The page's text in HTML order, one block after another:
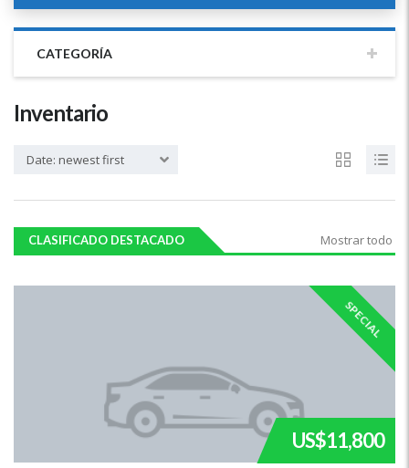
CATEGORÍA
Inventario
Date: newest first
CLASIFICADO DESTACADO Mostrar todo
SPECIAL
US$11,800